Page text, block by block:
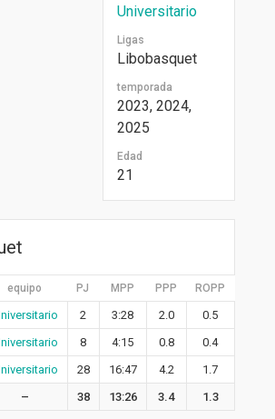
Universitario
Ligas
Libobasquet
temporada
2023, 2024,
2025
Edad
21
equipo PJ MPP PPP ROPP
2 3:28 2.0 0.5
8 4:15 0.8 0.4
28 16:47 4.2 1.7
– 38 13:26 3.4 1.3